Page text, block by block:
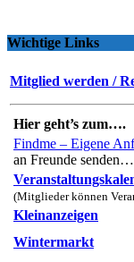
Wichtige Links
Mitglied werden /
Hier geht’s zum….
Findme – Eigene
an Freunde senden…
(Mitglieder können
Kleinanzeigen
Wintermarkt